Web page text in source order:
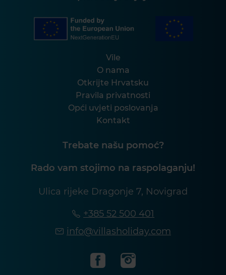
Vile
O nama
Otkrijte Hrvatsku
Pravila privatnosti
Opći uvjeti poslovanja
Kontakt
Trebate našu pomoć?
Rado vam stojimo na raspolaganju!
Ulica rijeke Dragonje 7, Novigrad
+385 52 500 401
info@villasholiday.com